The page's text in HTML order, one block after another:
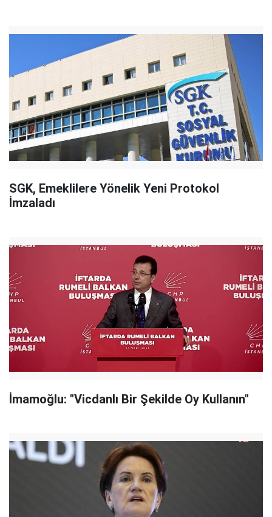
SGK, Emeklilere Yönelik Yeni Protokol
İmzaladı
İmamoğlu: "Vicdanlı Bir Şekilde Oy Kullanın"